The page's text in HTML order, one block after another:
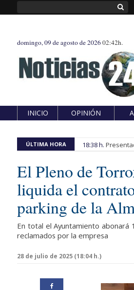
domingo, 09 de agosto de 202602:42h.
INICIO OPINIÓN
ÚLTIMA HORA 18:38 h.
El Pleno de
liquida el
parking de la
En total el Ayuntamiento abonará
reclamados por la empresa
28 de julio de 2025 (18:04 h.)